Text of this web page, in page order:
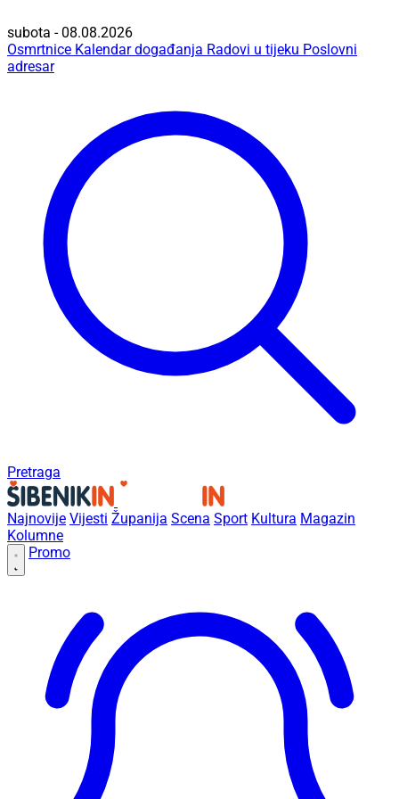
subota - 08.08.2026
Osmrtnice Kalendar događanja Radovi u tijeku Poslovni
adresar
Pretraga
Najnovije Vijesti Županija Scena Sport Kultura Magazin
Kolumne
Promo